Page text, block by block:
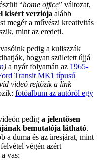
“home office” változat,
kisért verziója alább
megér a művészi kreativitás
mint az eredeti.
pedig a kuliszzák
hogyan született újjá
) a nyár folyamán az 1965-
Transit MK1 típusú
videó rejtőzik a link
fotóalbum az autóról egy
pedig a jelentősen
bemutatója látható.
a duma és az üresjárat, mint
végén azért
vas: